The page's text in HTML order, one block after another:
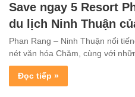
Save ngay 5 Resort
du lịch Ninh Thuận
Phan Rang – Ninh Thuận nổi
nét văn hóa Chăm, cùng với
Đọc tiếp »